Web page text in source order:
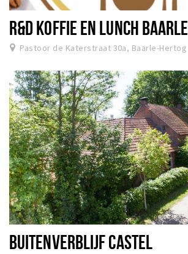
R&D KOFFIE EN LUNCH BAARLE
Pastoor de Katerstraat 30a, Baarle-Hertog
BUITENVERBLIJF CASTEL